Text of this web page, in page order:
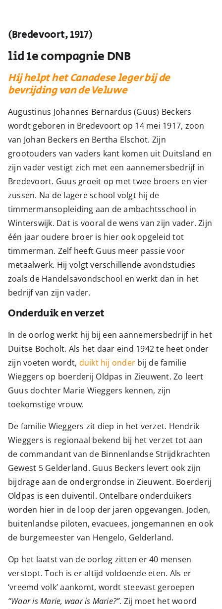
(Bredevoort, 1917)
lid 1e compagnie DNB
Hij helpt het Canadese leger bij de
bevrijding van de Veluwe
Augustinus Johannes Bernardus (Guus) Beckers
wordt geboren in Bredevoort op 14 mei 1917, zoon
van Johan Beckers en Bertha Elschot. Zijn
grootouders van vaders kant komen uit Duitsland en
zijn vader vestigt zich met een aannemersbedrijf in
Bredevoort. Guus groeit op met twee broers en vier
zussen. Na de lagere school volgt hij de
timmermansopleiding aan de ambachtsschool in
Winterswijk. Dat is vooral de wens van zijn vader. Zijn
één jaar oudere broer is hier ook opgeleid tot
timmerman. Zelf heeft Guus meer passie voor
metaalwerk. Hij volgt verschillende avondstudies
zoals de Handelsavondschool en werkt dan in het
bedrijf van zijn vader.
Onderduik en verzet
In de oorlog werkt hij bij een aannemersbedrijf in het
Duitse Bocholt. Als het daar eind 1942 te heet onder
zijn voeten wordt, duikt hij onder bij de familie
Wieggers op boerderij Oldpas in Zieuwent. Zo leert
Guus dochter Marie Wieggers kennen, zijn
toekomstige vrouw.
De familie Wieggers zit diep in het verzet. Hendrik
Wieggers is regionaal bekend bij het verzet tot aan
de commandant van de Binnenlandse Strijdkrachten
Gewest 5 Gelderland. Guus Beckers levert ook zijn
bijdrage aan de ondergrondse in Zieuwent. Boerderij
Oldpas is een duiventil. Ontelbare onderduikers
worden hier in de loop der jaren opgevangen. Joden,
buitenlandse piloten, evacuees, jongemannen en ook
de burgemeester van Hengelo, Gelderland.
Op het laatst van de oorlog zitten er 40 mensen
verstopt. Toch is er altijd voldoende eten. Als er
‘vreemd volk’ aankomt, wordt steevast geroepen
“Waar is Marie, waar is Marie?”. Zij moet het woord